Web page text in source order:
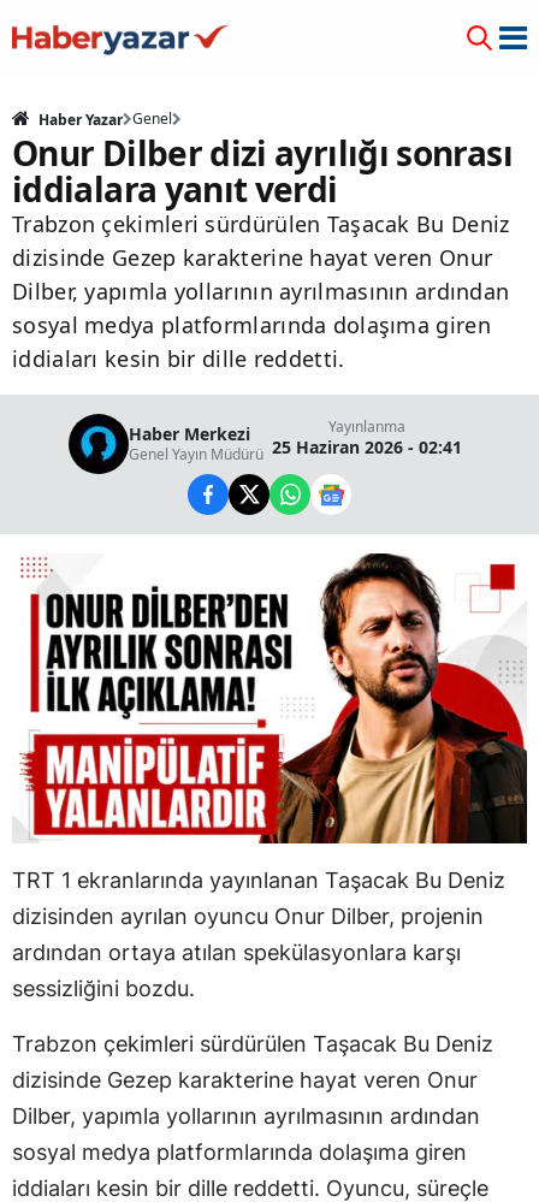
Haber Yazar Genel
Onur Dilber dizi ayrılığı sonrası
iddialara yanıt verdi
Trabzon çekimleri sürdürülen Taşacak Bu Deniz
dizisinde Gezep karakterine hayat veren Onur
Dilber, yapımla yollarının ayrılmasının ardından
sosyal medya platformlarında dolaşıma giren
iddiaları kesin bir dille reddetti.
Haber Merkezi
Genel Yayın Müdürü
Yayınlanma
25 Haziran 2026 - 02:41
TRT 1 ekranlarında yayınlanan Taşacak Bu Deniz
dizisinden ayrılan oyuncu Onur Dilber, projenin
ardından ortaya atılan spekülasyonlara karşı
sessizliğini bozdu.
Trabzon çekimleri sürdürülen Taşacak Bu Deniz
dizisinde Gezep karakterine hayat veren Onur
Dilber, yapımla yollarının ayrılmasının ardından
sosyal medya platformlarında dolaşıma giren
iddiaları kesin bir dille reddetti. Oyuncu, süreçle